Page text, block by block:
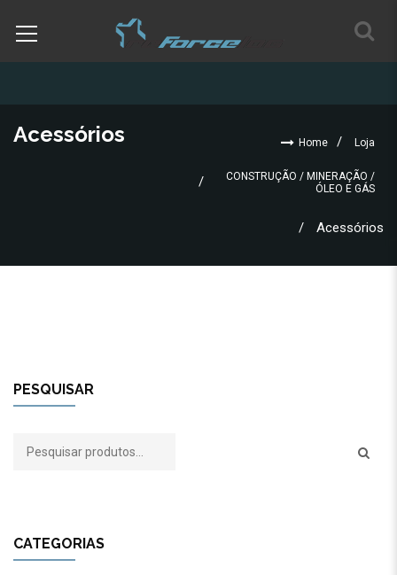
Acessórios Home Loja
CONSTRUÇÃO / MINERAÇÃO /
ÓLEO E GÁS
Acessórios
PESQUISAR
CATEGORIAS